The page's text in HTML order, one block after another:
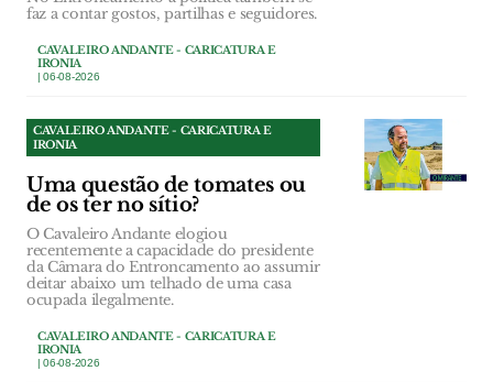
faz a contar gostos, partilhas e seguidores.
CAVALEIRO ANDANTE - CARICATURA E
IRONIA
| 06-08-2026
CAVALEIRO ANDANTE - CARICATURA E
IRONIA
Uma questão de tomates ou
de os ter no sítio?
O Cavaleiro Andante elogiou
recentemente a capacidade do presidente
da Câmara do Entroncamento ao assumir
deitar abaixo um telhado de uma casa
ocupada ilegalmente.
CAVALEIRO ANDANTE - CARICATURA E
IRONIA
| 06-08-2026